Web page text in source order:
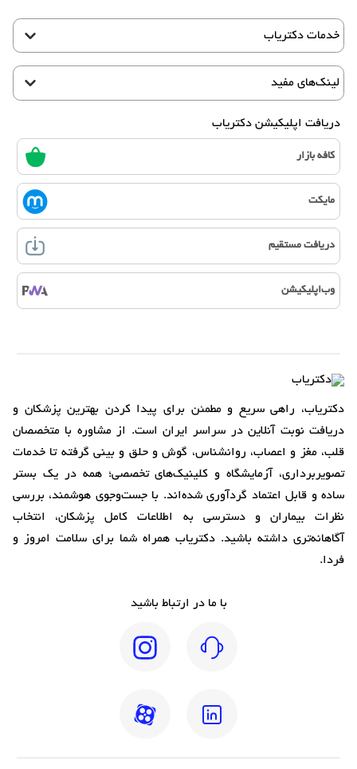
خدمات دکتریاب
لینک‌های مفید
دریافت اپلیکیشن دکتریاب
کافه بازار
مایکت
دریافت مستقیم
وب‌اپلیکیشن
دکتریاب، راهی سریع و مطمئن برای پیدا کردن بهترین پزشکان و
دریافت نوبت آنلاین در سراسر ایران است. از مشاوره با متخصصان
قلب، مغز و اعصاب، روانشناس، گوش و حلق و بینی گرفته تا خدمات
تصویربرداری، آزمایشگاه و کلینیک‌های تخصصی؛ همه در یک بستر
ساده و قابل اعتماد گردآوری شده‌اند. با جست‌وجوی هوشمند، بررسی
نظرات بیماران و دسترسی به اطلاعات کامل پزشکان، انتخاب
آگاهانه‌تری داشته باشید. دکتریاب همراه شما برای سلامت امروز و
فردا.
با ما در ارتباط باشید